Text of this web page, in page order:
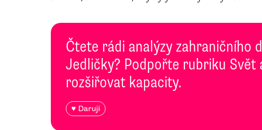
Čtete rádi analýzy zahraničního
Jedličky? Podpořte rubriku Svět
rozšiřovat kapacity.
♥ Daruji